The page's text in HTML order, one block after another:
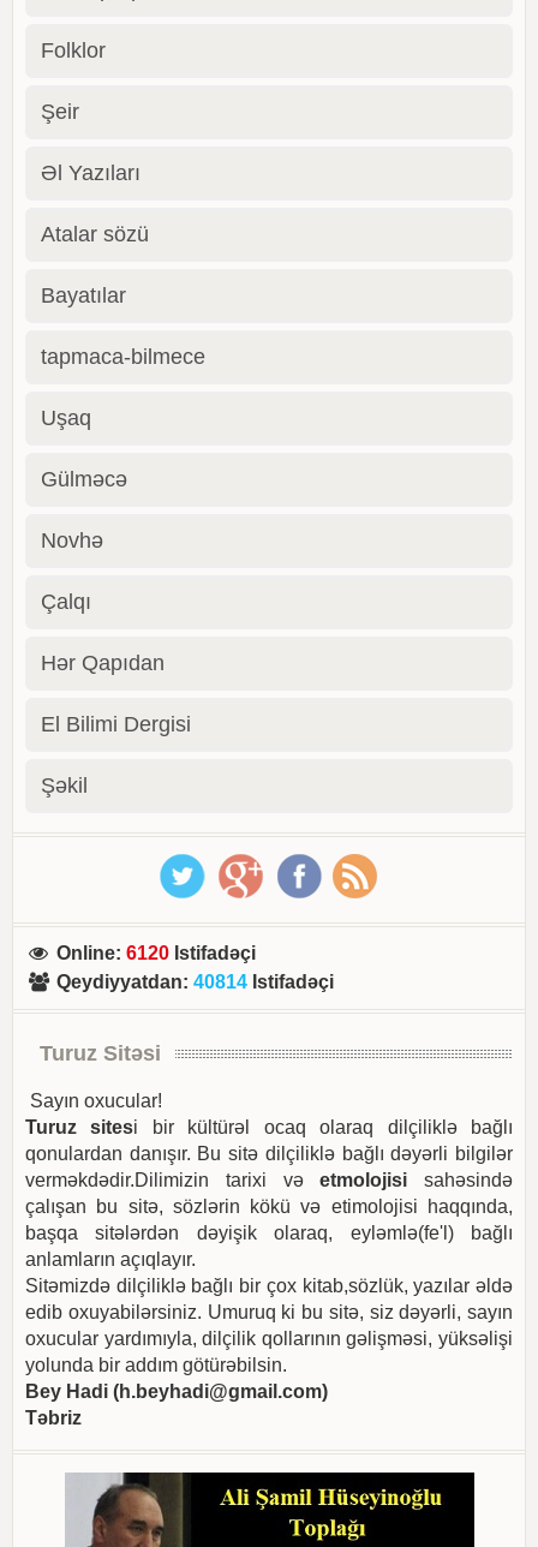
Folklor
Şeir
Əl Yazıları
Atalar sözü
Bayatılar
tapmaca-bilmece
Uşaq
Gülməcə
Novhə
Çalqı
Hər Qapıdan
El Bilimi Dergisi
Şəkil
Online:6120 Istifadəçi
Qeydiyyatdan:40814 Istifadəçi
Turuz Sitəsi
Sayın oxucular!
Turuz sitesi bir kültürəl ocaq olaraq dilçiliklə bağlı
qonulardan danışır. Bu sitə dilçiliklə bağlı dəyərli bilgilər
verməkdədir.Dilimizin tarixi vəetmolojisi sahəsində
çalışan bu sitə, sözlərin kökü və etimolojisi haqqında,
başqa sitələrdən dəyişik olaraq, eyləmlə(fe'l) bağlı
anlamların açıqlayır.
Sitəmizdə dilçiliklə bağlı bir çox kitab,sözlük, yazılar əldə
edib oxuyabilərsiniz. Umuruq ki bu sitə, siz dəyərli, sayın
oxucular yardımıyla, dilçilik qollarının gəlişməsi, yüksəlişi
yolunda bir addım götürəbilsin.
Bey Hadi (h.beyhadi@gmail.com)
Təbriz